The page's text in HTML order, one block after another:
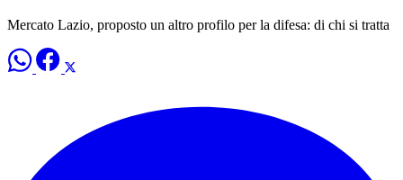
Mercato Lazio, proposto un altro profilo per la difesa: di chi si tratta